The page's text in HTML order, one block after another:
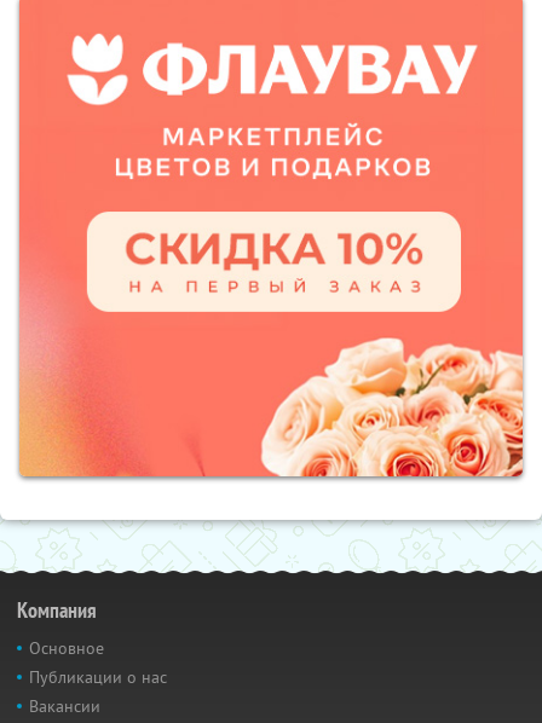
Компания
Основное
Публикации о нас
Вакансии